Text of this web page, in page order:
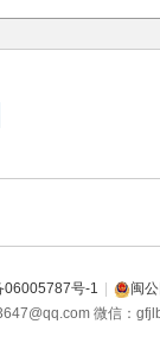
06005787号-1 闽
微信：